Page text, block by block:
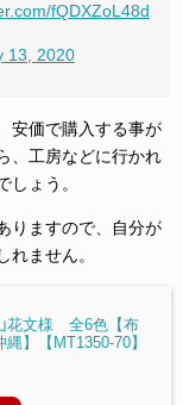
fQDXZoL48d
13, 2020
安価で購入する事が
、工房などに行かれ
ょう。
りますので、自分が
ません。
花文様 全6色【布
【MT1350-70】